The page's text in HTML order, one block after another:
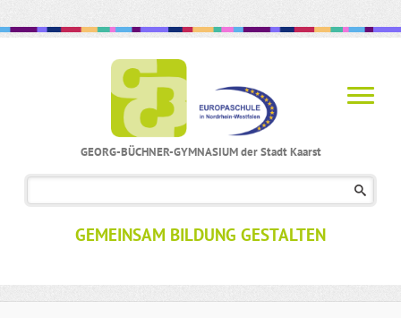
GEORG-BÜCHNER-GYMNASIUM der Stadt Kaarst
GEMEINSAM BILDUNG GESTALTEN